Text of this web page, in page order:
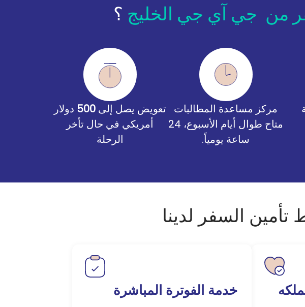
من جي آي جي الخليج ؟
مركز مساعدة المطالبات
متاح طوال أيام الأسبوع، 24
ساعة يومياً.
تعويض يصل إلى500 دولار
أمريكي في حال تأخر
الرحلة
السفر لدينا
خدمة الفوترة المباشرة